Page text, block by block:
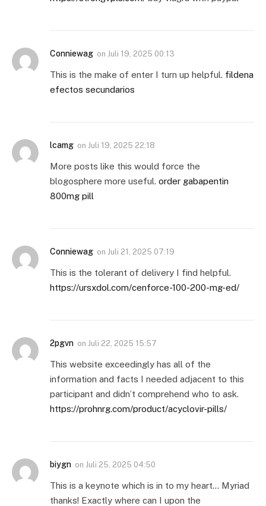
Conniewag on Juli 19, 2025 00:13
This is the make of enter I turn up helpful. fildena
efectos secundarios
lcamg on Juli 19, 2025 22:18
More posts like this would force the
blogosphere more useful. order gabapentin
800mg pill
Conniewag on Juli 21, 2025 07:19
This is the tolerant of delivery I find helpful.
https://ursxdol.com/cenforce-100-200-mg-ed/
2pgvn on Juli 22, 2025 15:57
This website exceedingly has all of the
information and facts I needed adjacent to this
participant and didn’t comprehend who to ask.
https://prohnrg.com/product/acyclovir-pills/
biygn on Juli 25, 2025 04:50
This is a keynote which is in to my heart… Myriad
thanks! Exactly where can I upon the